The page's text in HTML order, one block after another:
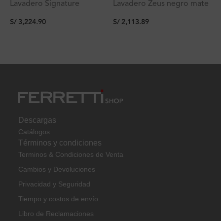
Lavadero Signature
empotrable con rebose
S/3,224.90
Lavadero Zeus negro mate
rebose 75.6×45.6×20 cm
S/2,113.89
Descargas
Catálogos
Términos y condiciones
Terminos & Condiciones de Venta
Cambios y Devoluciones
Privacidad y Seguridad
Tiempo y costos de envío
Libro de Reclamaciones